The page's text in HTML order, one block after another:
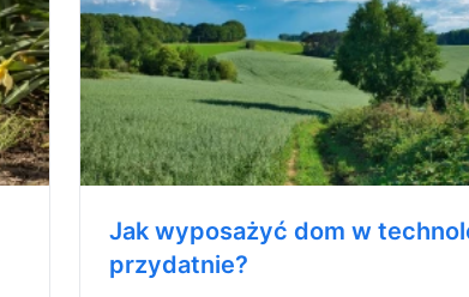
Jak wyposażyć dom w
przydatnie?